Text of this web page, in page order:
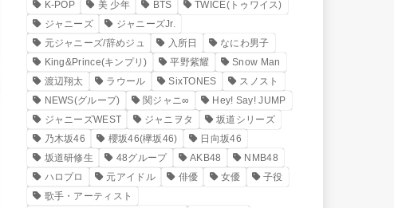
K-POP 美 少年 BTS
TWICE(トゥワイス)
ジャニーズ
ジャニーズJr.
元ジャニーズ/辞めジュ
入所日
なにわ男子
King&Prince(キンプリ)
平野紫耀
Snow Man
渡辺翔太
ラウール SixTONES
スノスト
NEWS(グループ)
関ジャニ∞
Hey! Say! JUMP
ジャニーズWEST
ジャニヲタ
坂道シリーズ
乃木坂46
櫻坂46(欅坂46)
日向坂46
坂道研修生
48グループ AKB48
NMB48
ハロプロ
元アイドル 俳優 女優
子役
歌手・アーティスト